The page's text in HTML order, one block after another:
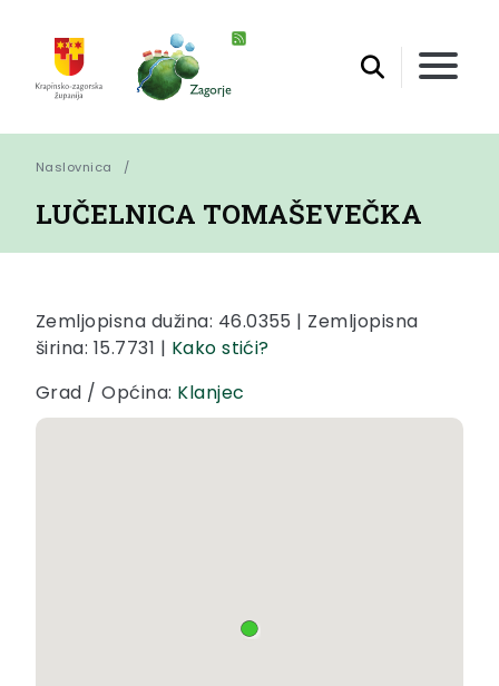
Naslovnica
LUČELNICA TOMAŠEVEČKA
Zemljopisna dužina: 46.0355 | Zemljopisna
širina: 15.7731 | Kako stići?
Grad / Općina: Klanjec